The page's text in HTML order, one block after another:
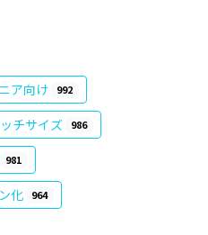
ア向け 992
チサイズ 986
981
化 964